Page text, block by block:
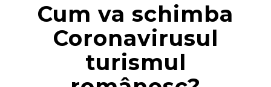
Cum va schimba
Coronavirusul
turismul